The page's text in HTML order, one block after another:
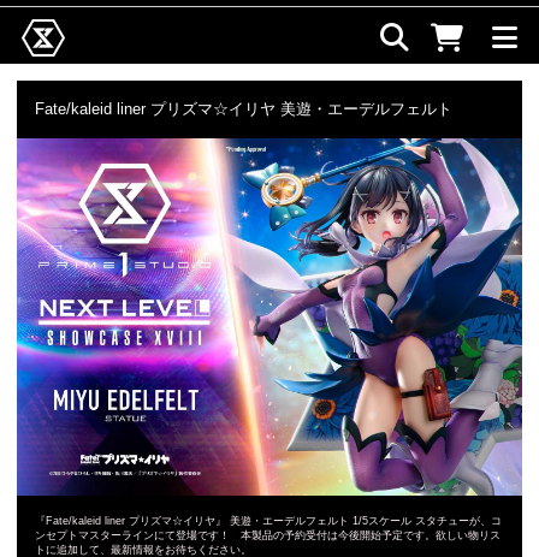
Fate/kaleid liner プリズマ☆イリヤ 美遊・エーデルフェルト
『Fate/kaleid liner プリズマ☆イリヤ』 美遊・エーデルフェルト 1/5スケール スタチューが、コ
ンセプトマスターラインにて登場です！ 本製品の予約受付は今後開始予定です。欲しい物リス
トに追加して、最新情報をお待ちください。